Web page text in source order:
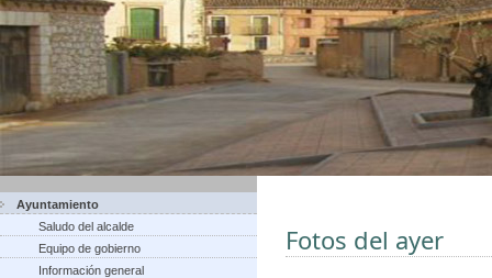
Ayuntamiento
Saludo del alcalde
Equipo de gobierno
Información general
Fotos del ayer